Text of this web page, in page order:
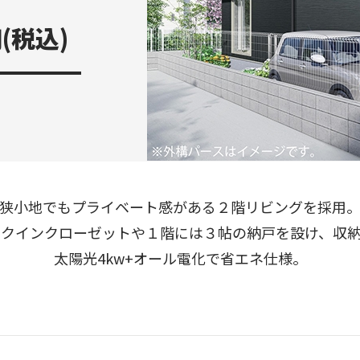
税込)
狭小地でもプライベート感がある２階リビングを採用。
インクローゼットや１階には３帖の納戸を設け、収
太陽光4kw+オール電化で省エネ仕様。